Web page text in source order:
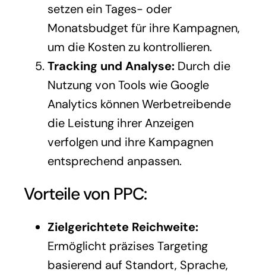
setzen ein Tages- oder
Monatsbudget für ihre Kampagnen,
um die Kosten zu kontrollieren.
Tracking und Analyse: Durch die
Nutzung von Tools wie Google
Analytics können Werbetreibende
die Leistung ihrer Anzeigen
verfolgen und ihre Kampagnen
entsprechend anpassen.
Vorteile von PPC:
Zielgerichtete Reichweite:
Ermöglicht präzises Targeting
basierend auf Standort, Sprache,